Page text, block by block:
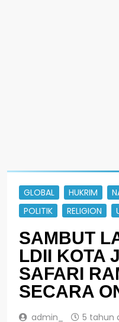
GLOBAL HUKRIM
POLITIK
RELIGION
SAMBUT
LDII KOTA
SAFARI
SECARA
admin_ 5 tahun